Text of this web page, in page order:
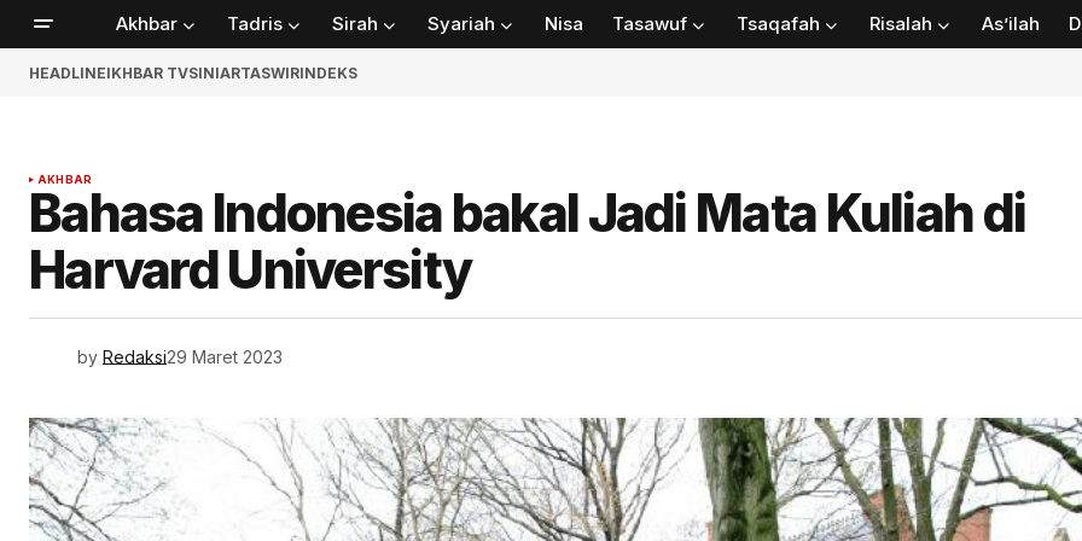
Akhbar Tadris Sirah Syariah Nisa Tasawuf Tsaqafah Risalah As’ilah
HEADLINEIKHBAR TVSINIARTASWIRINDEKS
AKHBAR
Bahasa Indonesia bakal Jadi Mata Kuliah di
Harvard University
by Redaksi29 Maret 2023